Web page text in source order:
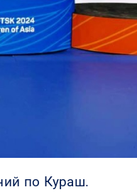
по Кураш.